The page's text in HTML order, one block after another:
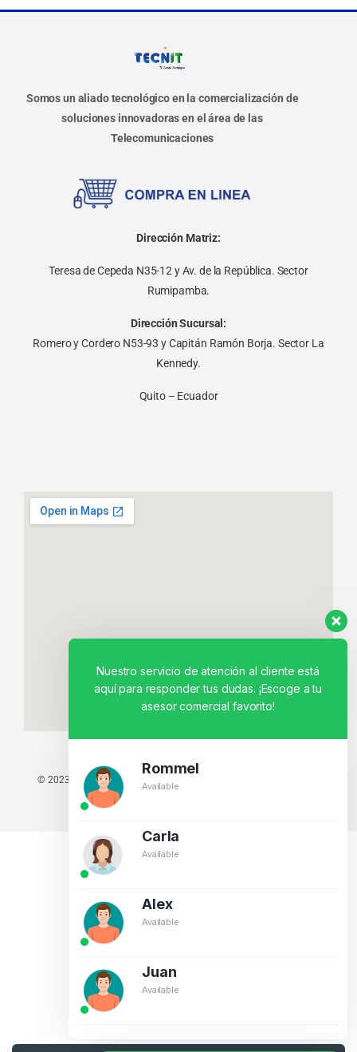
Somos un aliado tecnológico en la comercialización de
soluciones innovadoras en el área de las
Telecomunicaciones
Dirección Matriz:
Teresa de Cepeda N35-12 y Av. de la República. Sector
Rumipamba.
Dirección Sucursal:
Romero y Cordero N53-93 y Capitán Ramón Borja. Sector La
Kennedy.
Quito – Ecuador
© 2023 TODOS LOS DERECHOS RESERVADOS - TECNIT TU TIENDA
TECNOLÓGICA.
Nuestro servicio de atención al cliente está
aquí para responder tus dudas. ¡Escoge a tu
asesor comercial favorito!
Rommel
Available
Carla
Available
Alex
Available
Juan
Available